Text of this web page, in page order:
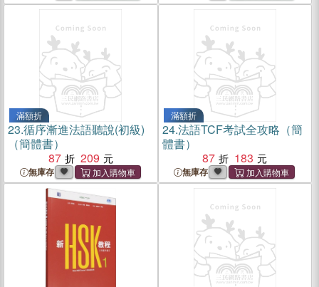
滿額折
23.循序漸進法語聽說(初級)
（簡體書）
87
209
無庫存
滿額折
24.法語TCF考試全攻略（簡
體書）
87
183
無庫存